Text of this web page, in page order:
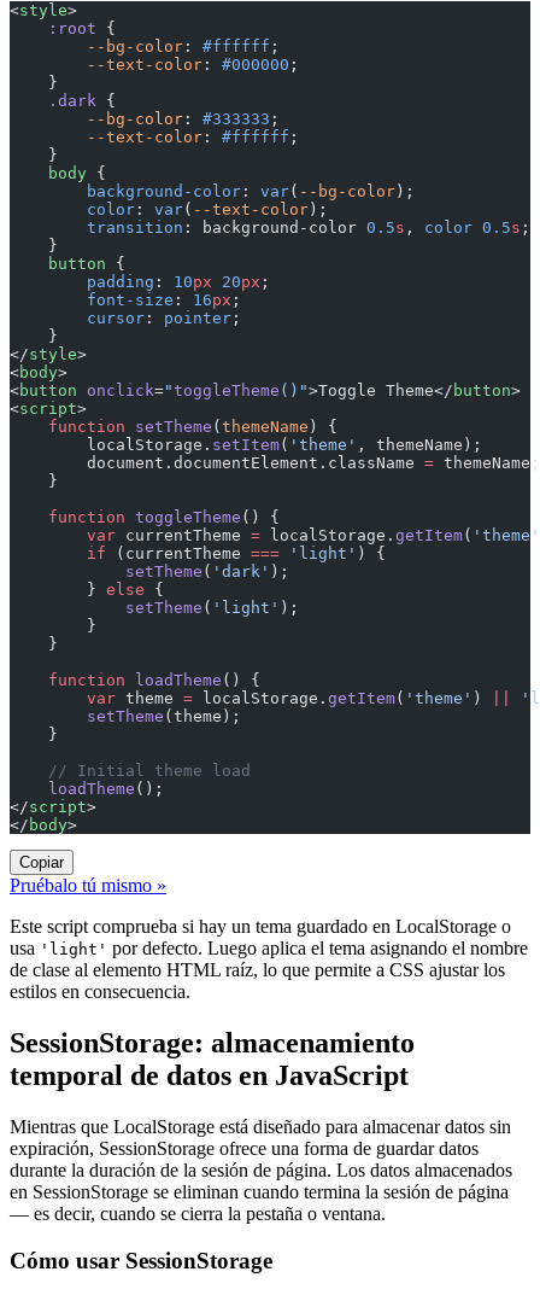
<style>
    :root
{
        --bg-color
: #ffffff ;
        --text-color
: #000000 ;
    }
    .dark
{
        --bg-color
: #333333 ;
        --text-color
: #ffffff ;
    }
    body
{
        background-color
: var( --bg-color );
        color
: var( --text-color );
        transition
: background-color 0.5s , color 0.5s ;
    }
    button
{
        padding
: 10px 20px ;
        font-size
: 16px ;
        cursor
: pointer ;
    }
</style>
<body>
<button onclick="toggleTheme ()">Toggle Theme</ button>
<script>
    function
setTheme ( themeName ) {
        localStorage.
setItem( 'theme' , themeName);
        document.documentElement.className
= themeName;
    }
    function
toggleTheme () {
        var
currentTheme = localStorage. getItem( 'theme'
        if
(currentTheme === 'light' ) {
            setTheme
( 'dark' );
        }
else {
            setTheme
( 'light' );
        }
    }
    function
loadTheme () {
        var
theme = localStorage. getItem( 'theme' )
        setTheme
(theme);
    }
    // Initial theme load
    loadTheme
();
</script>
</ body>
Copiar
Pruébalo tú mismo »
Este script comprueba si hay un tema guardado en LocalStorage o
usa 'light' por defecto. Luego aplica el tema asignando el nombre
de clase al elemento HTML raíz, lo que permite a CSS ajustar los
estilos en consecuencia.
SessionStorage: almacenamiento
temporal de datos en JavaScript
Mientras que LocalStorage está diseñado para almacenar datos sin
expiración, SessionStorage ofrece una forma de guardar datos
durante la duración de la sesión de página. Los datos almacenados
en SessionStorage se eliminan cuando termina la sesión de página
— es decir, cuando se cierra la pestaña o ventana.
Cómo usar SessionStorage